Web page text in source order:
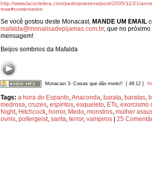
http://www.lacoctelera.com/pedrojosetena/post/2005/11/21/
rose#comentarios
Se você gostou deste Monacast, MANDE UM EMAIL
mafalda@monalisadepijamas.com.br, que no
mensagem!
Beijos sombrios da Mafalda
Monacast 3- Coisas que dão medo!! [ 49:12 ]
Tags: a hora do Espanto Anaconda barata baratas
medrosa cruzes espíritos esqueleto ETs exorcismo
Night Hitchcock horror, Medo monstros mulher
ovnis poltergeist santa terror, vampiros | 25